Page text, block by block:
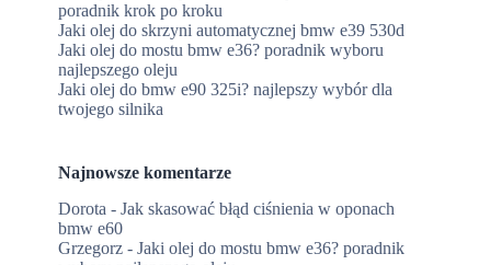
poradnik krok po kroku
Jaki olej do skrzyni automatycznej bmw e39 530d
Jaki olej do mostu bmw e36? poradnik wyboru
najlepszego oleju
Jaki olej do bmw e90 325i? najlepszy wybór dla
twojego silnika
Najnowsze komentarze
Dorota -Jak skasować błąd ciśnienia w oponach
bmw e60
Grzegorz -Jaki olej do mostu bmw e36? poradnik